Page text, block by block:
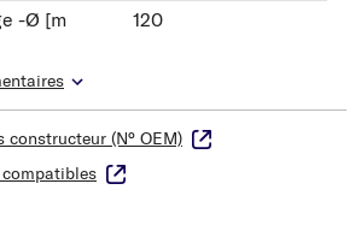
-Ø [m
120
constructeur (N° OEM)